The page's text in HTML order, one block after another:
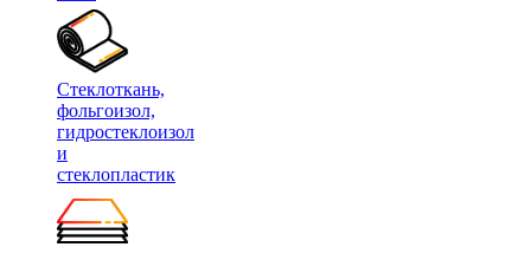
Стеклоткань,
фольгоизол,
гидростеклоизол
и
стеклопластик